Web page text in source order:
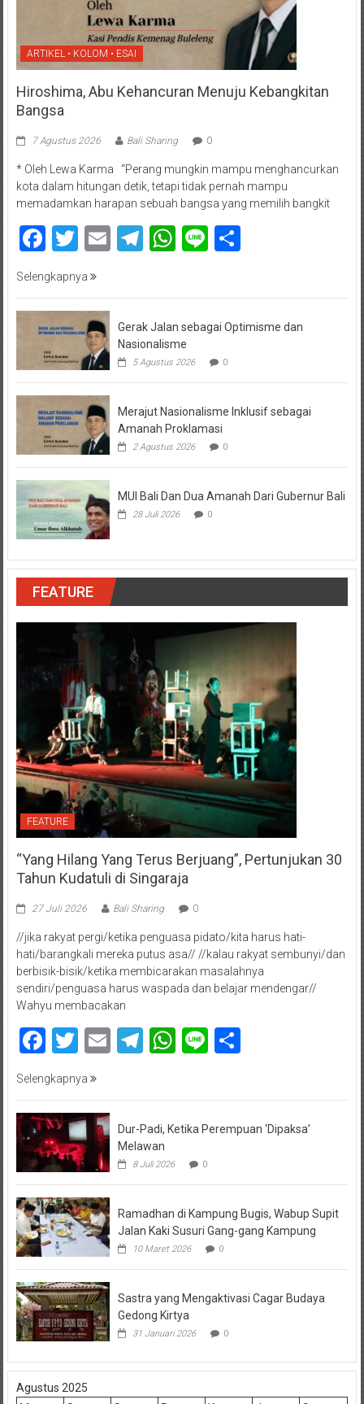
ARTIKEL • KOLOM • ESAI
Hiroshima, Abu Kehancuran Menuju Kebangkitan
Bangsa
7 Agustus 2026 Bali Sharing 0
* Oleh Lewa Karma “Perang mungkin mampu menghancurkan
kota dalam hitungan detik, tetapi tidak pernah mampu
memadamkan harapan sebuah bangsa yang memilih bangkit
Facebook
Twitter
EmailTelegram
WhatsApp
LineShare
Selengkapnya
Gerak Jalan sebagai Optimisme dan
Nasionalisme
5 Agustus 2026 0
Merajut Nasionalisme Inklusif sebagai
Amanah Proklamasi
2 Agustus 2026 0
MUI Bali Dan Dua Amanah Dari Gubernur Bali
28 Juli 2026 0
FEATURE
FEATURE
“Yang Hilang Yang Terus Berjuang”, Pertunjukan 30
Tahun Kudatuli di Singaraja
27 Juli 2026 Bali Sharing 0
//jika rakyat pergi/ketika penguasa pidato/kita harus hati-
hati/barangkali mereka putus asa// //kalau rakyat sembunyi/dan
berbisik-bisik/ketika membicarakan masalahnya
sendiri/penguasa harus waspada dan belajar mendengar//
Wahyu membacakan
Facebook
Twitter
EmailTelegram
WhatsApp
LineShare
Selengkapnya
Dur-Padi, Ketika Perempuan ‘Dipaksa’
Melawan
8 Juli 2026 0
Ramadhan di Kampung Bugis, Wabup Supit
Jalan Kaki Susuri Gang-gang Kampung
10 Maret 2026 0
Sastra yang Mengaktivasi Cagar Budaya
Gedong Kirtya
31 Januari 2026 0
Agustus 2025